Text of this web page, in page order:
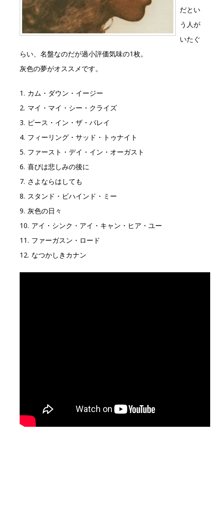
だとい
う人が
いたぐ
らい、名盤なのだが過小評価気味の1枚。
灰色の夢がオススメです。
1. カム・ダウン・イージー
2. マイ・マイ・シー・クライズ
3. ピース・イン・ザ・バレイ
4. フィーリング・サッド・トゥナイト
5. ファースト・デイ・イン・オーガスト
6. 喜びは悲しみの後に
7. さよならはしても
8. スタンド・ビハインド・ミー
9. 灰色の日々
10. アイ・シンク・アイ・キャン・ヒア・ユー
11. ファーガスン・ロード
12. なつかしきカナン